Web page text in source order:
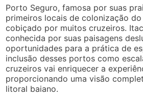
Porto Seguro, famosa por suas
primeiros locais de colonização
cobiçado por muitos cruzeiros.
conhecida por suas paisagens
oportunidades para a prática de
inclusão desses portos como
cruzeiros vai enriquecer a
proporcionando uma visão
litoral baiano.